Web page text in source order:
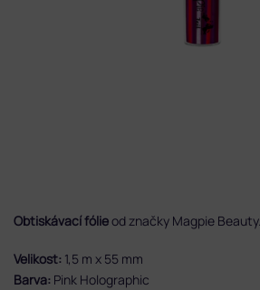
Obtiskávací fólieod značky Magpie Beauty.
Velikost: 1,5 m x 55 mm
Barva: Pink Holographic